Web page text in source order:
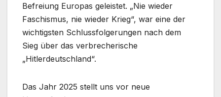
Befreiung Europas geleistet. „Nie wieder
Faschismus, nie wieder Krieg“, war eine der
wichtigsten Schlussfolgerungen nach dem
Sieg über das verbrecherische
„Hitlerdeutschland“.
Das Jahr 2025 stellt uns vor neue